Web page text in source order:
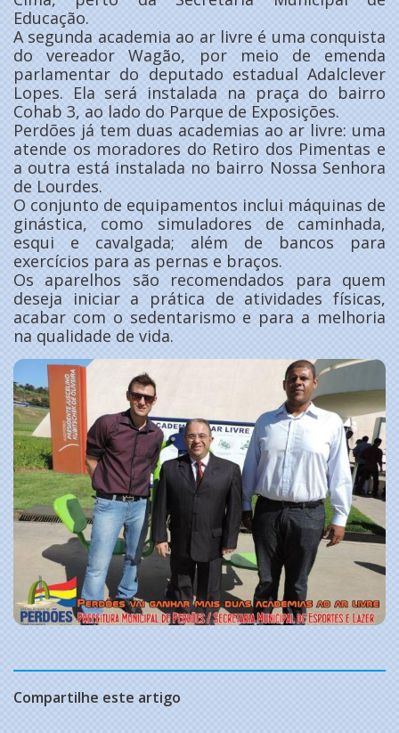
Educação.
A segunda academia ao ar livre é uma conquista
do vereador Wagão, por meio de emenda
parlamentar do deputado estadual Adalclever
Lopes. Ela será instalada na praça do bairro
Cohab 3, ao lado do Parque de Exposições.
Perdões já tem duas academias ao ar livre: uma
atende os moradores do Retiro dos Pimentas e
a outra está instalada no bairro Nossa Senhora
de Lourdes.
O conjunto de equipamentos inclui máquinas de
ginástica, como simuladores de caminhada,
esqui e cavalgada; além de bancos para
exercícios para as pernas e braços.
Os aparelhos são recomendados para quem
deseja iniciar a prática de atividades físicas,
acabar com o sedentarismo e para a melhoria
na qualidade de vida.
Compartilhe este artigo